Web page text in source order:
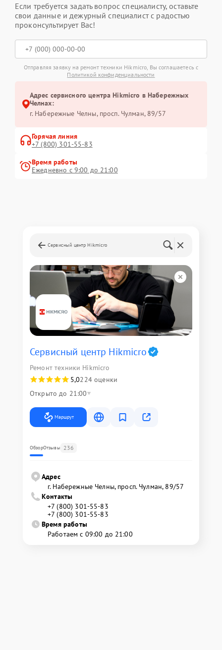
Если требуется задать вопрос специалисту, оставьте
свои данные и дежурный специалист с радостью
проконсультирует Вас!
Отправляя заявку на ремонт техники Hikmicro, Вы соглашаетесь с
Политикой конфиденциальности
Адрес сервисного центра Hikmicro в Набережных
Челнах:
г. Набережные Челны, просп. Чулман, 89/57
Горячая линия
+7 (800) 301-55-83
Время работы
Ежедневно с 9:00 до 21:00
Сервисный центр Hikmicro
Сервисный центр Hikmicro
Ремонт техники Hikmicro
5,0224 оценки
Открыто до 21:00
Маршрут
ОбзорОтзывы 236
Адрес
г. Набережные Челны, просп. Чулман, 89/57
Контакты
+7 (800) 301-55-83
+7 (800) 301-55-83
Время работы
Работаем с 09:00 до 21:00